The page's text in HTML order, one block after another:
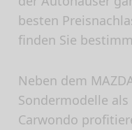
besten
finden Sie
Neben dem
Sondermodelle
Carwondo